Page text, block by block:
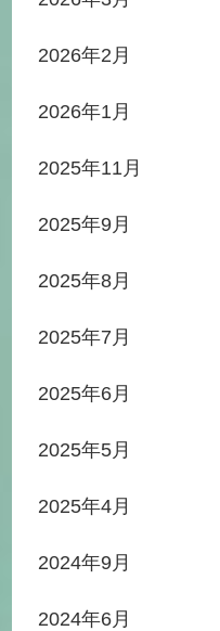
2026年2月
2026年1月
2025年11月
2025年9月
2025年8月
2025年7月
2025年6月
2025年5月
2025年4月
2024年9月
2024年6月